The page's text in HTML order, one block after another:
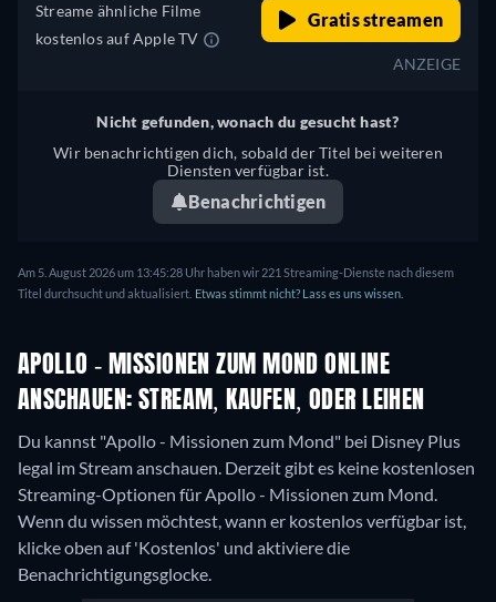
Türkisch
Streame ähnliche Filme
kostenlos auf Apple TV
Gratis streamen
ANZEIGE
Nicht gefunden, wonach du gesucht hast?
Wir benachrichtigen dich, sobald der Titel bei weiteren
Diensten verfügbar ist.
Benachrichtigen
Am 5. August 2026 um 13:45:28 Uhr haben wir 221 Streaming-Dienste nach diesem
Titel durchsucht und aktualisiert. Etwas stimmt nicht? Lass es uns wissen.
APOLLO - MISSIONEN ZUM MOND ONLINE
ANSCHAUEN: STREAM, KAUFEN, ODER LEIHEN
Du kannst "Apollo - Missionen zum Mond" bei Disney Plus
legal im Stream anschauen. Derzeit gibt es keine kostenlosen
Streaming-Optionen für Apollo - Missionen zum Mond.
Wenn du wissen möchtest, wann er kostenlos verfügbar ist,
klicke oben auf 'Kostenlos' und aktiviere die
Benachrichtigungsglocke.